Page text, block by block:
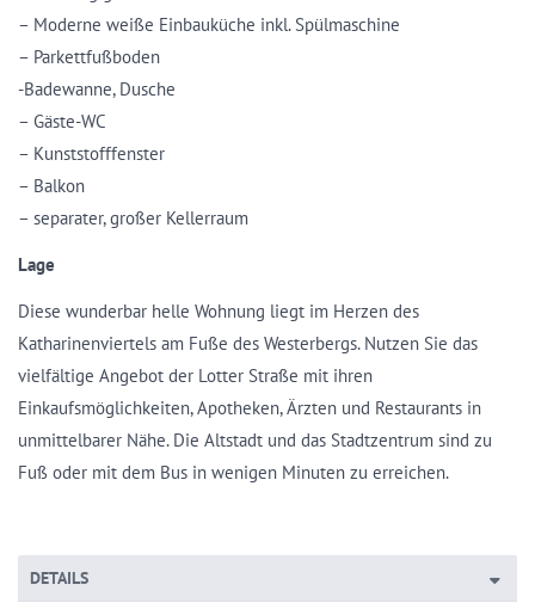
– Moderne weiße Einbauküche inkl. Spülmaschine
– Parkettfußboden
-Badewanne, Dusche
– Gäste-WC
– Kunststofffenster
– Balkon
– separater, großer Kellerraum
Lage
Diese wunderbar helle Wohnung liegt im Herzen des
Katharinenviertels am Fuße des Westerbergs. Nutzen Sie das
vielfältige Angebot der Lotter Straße mit ihren
Einkaufsmöglichkeiten, Apotheken, Ärzten und Restaurants in
unmittelbarer Nähe. Die Altstadt und das Stadtzentrum sind zu
Fuß oder mit dem Bus in wenigen Minuten zu erreichen.
DETAILS